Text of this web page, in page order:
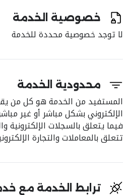
خصوصية الخدمة
لا توجد خصوصية محددة للخدمة
محدودية الخدمة
المستفيد من الخدمة هو كل من
الإلكتروني بشكل مباشر أو غير
فيما يتعلق بالسجلات الإلكترونية
تتعلق بالمعاملات والتجارة
ترابط الخدمة مع